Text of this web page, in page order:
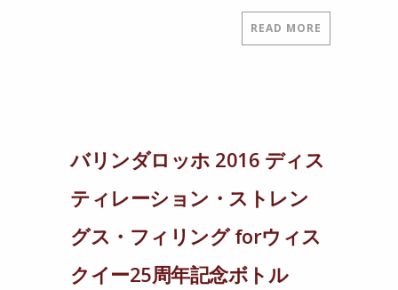
READ MORE
バリンダロッホ 2016 ディス
ティレーション・ストレン
グス・フィリング forウィス
クイー25周年記念ボトル